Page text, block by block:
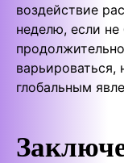
воздействие
неделю, если
варьироваться,
глобальным